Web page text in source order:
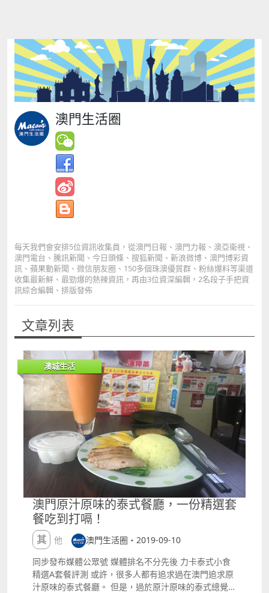
澳門生活圈
每天我們會安排5位資訊收集員，從澳門日報、澳門力報、澳亞衛視、
澳門電台、騰訊新聞、今日頭條、搜狐新聞、新浪微博、澳門博彩資
訊、蘋果動新聞、微信朋友圈、150多個珠澳優質群、粉絲爆料等渠道
收集最新鮮、最勁爆的熱辣資訊，再由3位資深編輯，2名段子手把資
訊綜合編輯、排版發佈
文章列表
澳城生活
澳門原汁原味的泰式餐廳，一份精選套
餐吃到打嗝！
其他
澳門生活圈・2019-09-10
同步發布媒體公眾號 媒體排名不分先後 力卡泰式小食
精選A套餐評測 或許，很多人都有追求過在澳門追求原
汁原味的泰式餐廳。 但是，過於原汁原味的泰式總覺得